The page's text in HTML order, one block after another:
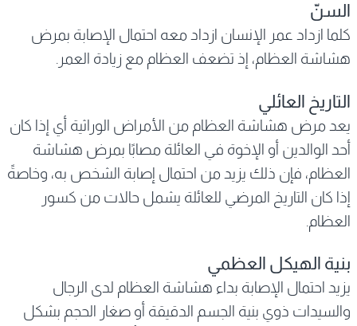
السنّ
كلما ازداد عمر الإنسان ازداد معه احتمال الإصابة بمرض
هشاشة العظام، إذ تضعف العظام مع زيادة العمر.
التاريخ العائلي
يعد مرض هشاشة العظام من الأمراض الوراثية أي إذا كان
أحد الوالدين أو الإخوة في العائلة مصابًا بمرض هشاشة
العظام، فإن ذلك يزيد من احتمال إصابة الشخص به، وخاصةً
إذا كان التاريخ المرضي للعائلة يشمل حالات من كسور
العظام.
بنية الهيكل العظمي
يزيد احتمال الإصابة بداء هشاشة العظام لدى الرجال
والسيدات ذوي بنية الجسم الدقيقة أو صغار الحجم بشكل